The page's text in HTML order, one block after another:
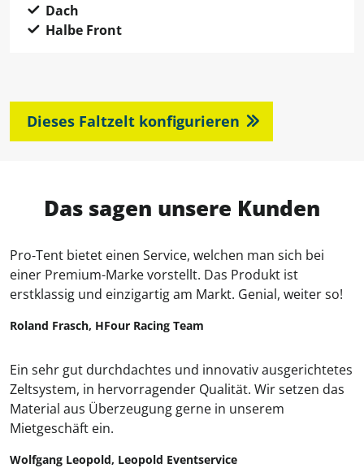
Dach
Halbe Front
Dieses Faltzelt konfigurieren
Das sagen unsere Kunden
Pro‑Tent bietet einen Service, welchen man sich bei
einer Premium-Marke vorstellt. Das Produkt ist
erstklassig und einzigartig am Markt. Genial, weiter so!
Roland Frasch, HFour Racing Team
Ein sehr gut durchdachtes und innovativ ausgerichtetes
Zeltsystem, in hervorragender Qualität. Wir setzen das
Material aus Überzeugung gerne in unserem
Mietgeschäft ein.
Wolfgang Leopold, Leopold Eventservice